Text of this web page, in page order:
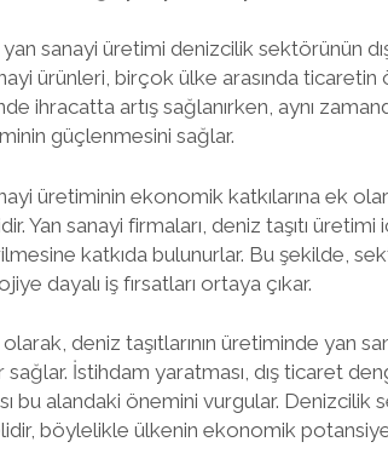
yan sanayi üretimi denizcilik sektörünün
ürünleri, birçok ülke arasında ticaretin
ihracatta artış sağlanırken, aynı
güçlenmesini sağlar.
üretiminin ekonomik katkılarına ek
Yan sanayi firmaları, deniz taşıtı
katkıda bulunurlar. Bu şekilde,
dayalı iş fırsatları ortaya çıkar.
deniz taşıtlarının üretiminde yan
sağlar. İstihdam yaratması, dış ticaret
bu alandaki önemini vurgular.
böylelikle ülkenin ekonomik